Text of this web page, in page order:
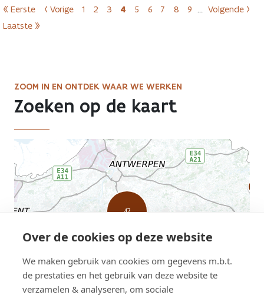
Over de cookies op deze website
We maken gebruik van cookies om gegevens m.b.t.
de prestaties en het gebruik van deze website te
verzamelen & analyseren, om sociale
Nachtegaal
onder
page
Paginering
Eerste pagina
« Eerste
Vorige pagina
‹ Vorige 1 2 3 4 5 6 7 8 9 … Volgende ›
Laatste »
ZOOM IN EN ONTDEK WAAR WE WERKEN
Zoeken op de kaart
AWV
map
displaying
current
road
works